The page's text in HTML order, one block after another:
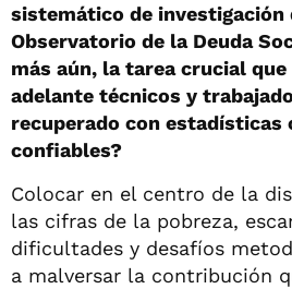
sistemático de investigación
Observatorio de la Deuda
más aún, la tarea crucial
adelante técnicos y
recuperado con estadísticas
confiables?
Colocar en el centro de la
las cifras de la pobreza,
dificultades y desafíos
a malversar la contribución